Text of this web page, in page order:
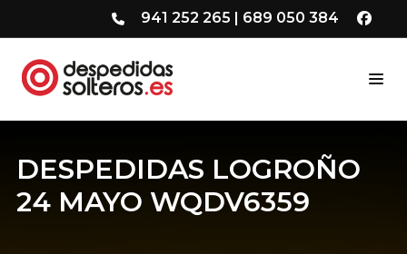
941 252 265 | 689 050 384
DESPEDIDAS LOGROÑO
24 MAYO WQDV6359